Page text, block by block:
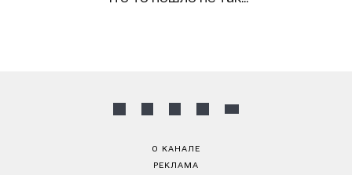
О КАНАЛЕ
РЕКЛАМА